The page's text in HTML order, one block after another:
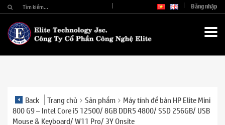
Đăng nhập
Back Trang chủ Sản phẩm
Máy tính để bàn HP Elite Mini
800 G9 – Intel Core i5 12500/ 8GB DDR5 4800/ SSD 256GB/ USB
Mouse & Keyboard/ W11 Pro/ 3Y Onsite